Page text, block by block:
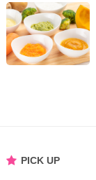
PICK UP